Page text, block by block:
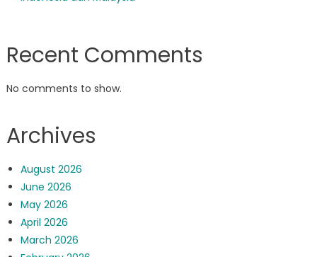
Recent Comments
No comments to show.
Archives
August 2026
June 2026
May 2026
April 2026
March 2026